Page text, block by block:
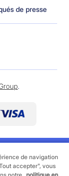
de presse
.
de navigation
accepter", vous